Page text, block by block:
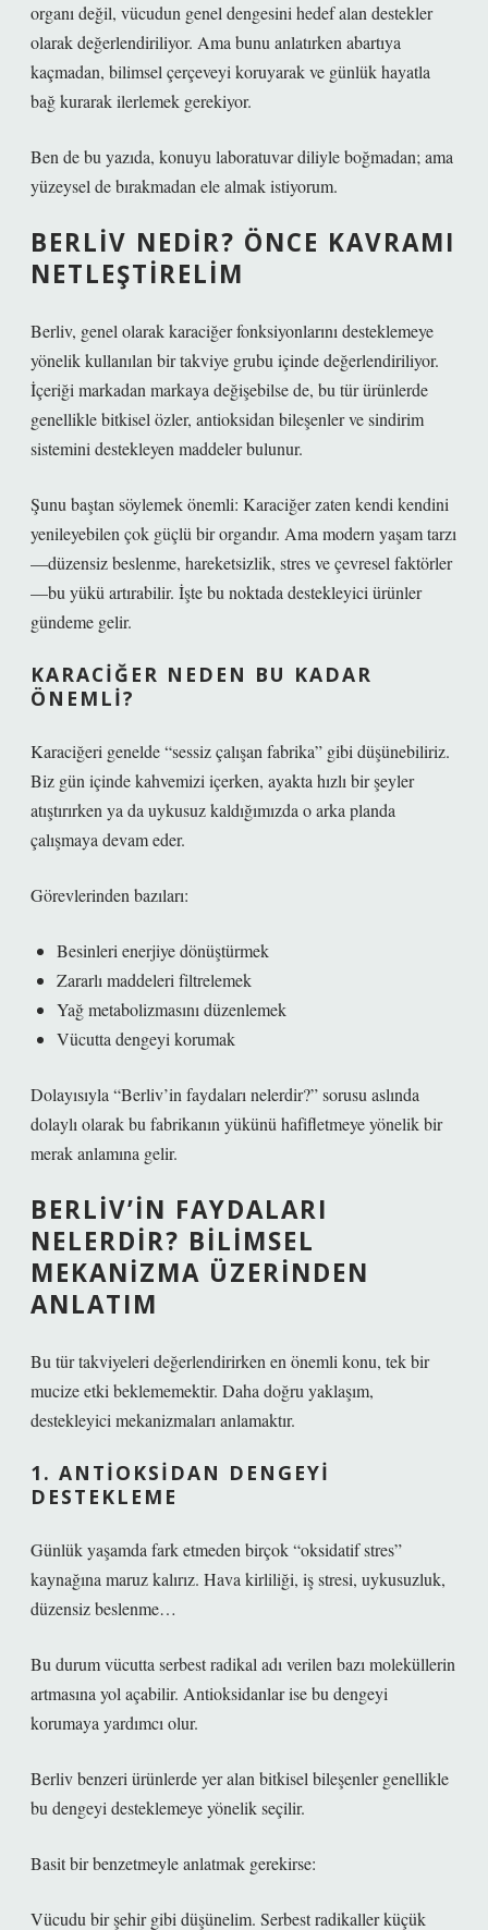
organı değil, vücudun genel dengesini hedef alan destekler
olarak değerlendiriliyor. Ama bunu anlatırken abartıya
kaçmadan, bilimsel çerçeveyi koruyarak ve günlük hayatla
bağ kurarak ilerlemek gerekiyor.
Ben de bu yazıda, konuyu laboratuvar diliyle boğmadan; ama
yüzeysel de bırakmadan ele almak istiyorum.
BERLIV NEDIR? ÖNCE KAVRAMI
NETLEŞTIRELIM
Berliv, genel olarak karaciğer fonksiyonlarını desteklemeye
yönelik kullanılan bir takviye grubu içinde değerlendiriliyor.
İçeriği markadan markaya değişebilse de, bu tür ürünlerde
genellikle bitkisel özler, antioksidan bileşenler ve sindirim
sistemini destekleyen maddeler bulunur.
Şunu baştan söylemek önemli: Karaciğer zaten kendi kendini
yenileyebilen çok güçlü bir organdır. Ama modern yaşam tarzı
—düzensiz beslenme, hareketsizlik, stres ve çevresel faktörler
—bu yükü artırabilir. İşte bu noktada destekleyici ürünler
gündeme gelir.
KARACIĞER NEDEN BU KADAR
ÖNEMLI?
Karaciğeri genelde “sessiz çalışan fabrika” gibi düşünebiliriz.
Biz gün içinde kahvemizi içerken, ayakta hızlı bir şeyler
atıştırırken ya da uykusuz kaldığımızda o arka planda
çalışmaya devam eder.
Görevlerinden bazıları:
Besinleri enerjiye dönüştürmek
Zararlı maddeleri filtrelemek
Yağ metabolizmasını düzenlemek
Vücutta dengeyi korumak
Dolayısıyla “Berliv’in faydaları nelerdir?” sorusu aslında
dolaylı olarak bu fabrikanın yükünü hafifletmeye yönelik bir
merak anlamına gelir.
BERLIV’IN FAYDALARI
NELERDIR? BILIMSEL
MEKANIZMA ÜZERINDEN
ANLATIM
Bu tür takviyeleri değerlendirirken en önemli konu, tek bir
mucize etki beklememektir. Daha doğru yaklaşım,
destekleyici mekanizmaları anlamaktır.
1. ANTIOKSIDAN DENGEYI
DESTEKLEME
Günlük yaşamda fark etmeden birçok “oksidatif stres”
kaynağına maruz kalırız. Hava kirliliği, iş stresi, uykusuzluk,
düzensiz beslenme…
Bu durum vücutta serbest radikal adı verilen bazı moleküllerin
artmasına yol açabilir. Antioksidanlar ise bu dengeyi
korumaya yardımcı olur.
Berliv benzeri ürünlerde yer alan bitkisel bileşenler genellikle
bu dengeyi desteklemeye yönelik seçilir.
Basit bir benzetmeyle anlatmak gerekirse:
Vücudu bir şehir gibi düşünelim. Serbest radikaller küçük